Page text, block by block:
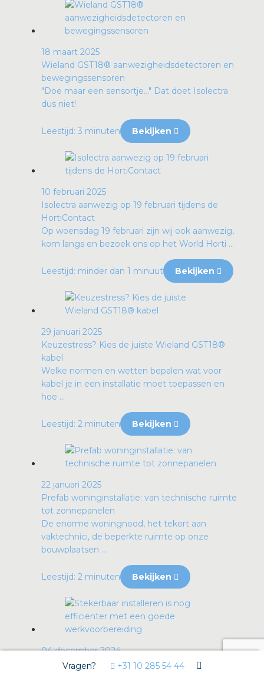
18 maart 2025
Wieland GST18® aanwezigheidsdetectoren en
bewegingssensoren
"Doe maar een sensortje…" Dat doet Isolectra
dus niet!
Leestijd: 3 minuten Bekijken
10 februari 2025
Isolectra aanwezig op 19 februari tijdens de
HortiContact
Op woensdag 19 februari zijn wij ook aanwezig,
kom langs en bezoek ons op het World Horti ...
Leestijd: minder dan 1 minuut Bekijken
29 januari 2025
Keuzestress? Kies de juiste Wieland GST18®
kabel
Welke normen en wetten bepalen wat voor
kabel je in een installatie moet toepassen en
hoe ...
Leestijd: 2 minuten Bekijken
22 januari 2025
Prefab woninginstallatie: van technische ruimte
tot zonnepanelen
De enorme woningnood, het tekort aan
vaktechnici, de beperkte ruimte op onze
bouwplaatsen ...
Leestijd: 2 minuten Bekijken
04 december 2024
Stekerbaar installeren is nog efficiënter met een
Vragen? +31 10 285 54 44